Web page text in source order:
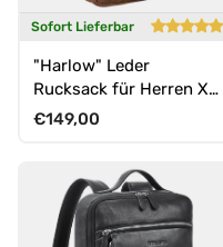
Sofort Lieferbar
"Harlow" Leder
Rucksack für Herren XL
mit Laptop Fach 15 bis
Normaler Preis
€149,00